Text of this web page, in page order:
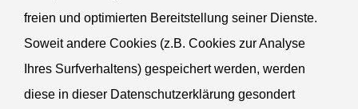
freien und optimierten Bereit­stellung seiner Dienste.
Soweit andere Cookies (z.B. Cookies zur Analyse
Ihres Surfver­haltens) gespei­chert werden, werden
diese in dieser Daten­schutz­er­klärung gesondert